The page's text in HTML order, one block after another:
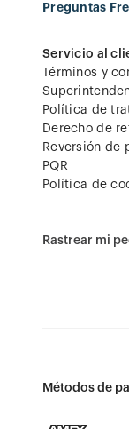
Preguntas
Servicio al
Términos y
Política de
Derecho de
Reversión de
PQR
Política de
Rastrear mi
Métodos de